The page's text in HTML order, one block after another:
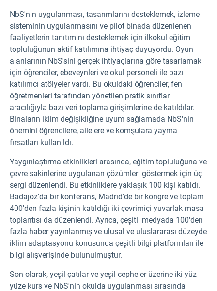
NbS'nin uygulanması, tasarımlarını desteklemek, izleme
sisteminin uygulanmasını ve pilot binada düzenlenen
faaliyetlerin tanıtımını desteklemek için ilkokul eğitim
topluluğunun aktif katılımına ihtiyaç duyuyordu. Oyun
alanlarının NbS'sini gerçek ihtiyaçlarına göre tasarlamak
için öğrenciler, ebeveynleri ve okul personeli ile bazı
katılımcı atölyeler vardı. Bu okuldaki öğrenciler, fen
öğretmenleri tarafından yönetilen pratik sınıflar
aracılığıyla bazı veri toplama girişimlerine de katıldılar.
Binaların iklim değişikliğine uyum sağlamada NbS'nin
önemini öğrencilere, ailelere ve komşulara yayma
fırsatları kullanıldı.
Yaygınlaştırma etkinlikleri arasında, eğitim topluluğuna ve
çevre sakinlerine uygulanan çözümleri göstermek için üç
sergi düzenlendi. Bu etkinliklere yaklaşık 100 kişi katıldı.
Badajoz'da bir konferans, Madrid'de bir kongre ve toplam
400'den fazla kişinin katıldığı iki çevrimiçi yuvarlak masa
toplantısı da düzenlendi. Ayrıca, çeşitli medyada 100'den
fazla haber yayınlanmış ve ulusal ve uluslararası düzeyde
iklim adaptasyonu konusunda çeşitli bilgi platformları ile
bilgi alışverişinde bulunulmuştur.
Son olarak, yeşil çatılar ve yeşil cepheler üzerine iki yüz
yüze kurs ve NbS'nin okulda uygulanması sırasında